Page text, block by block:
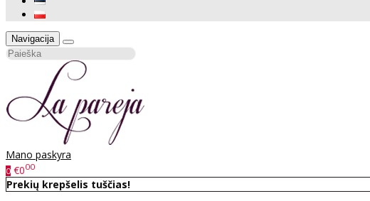
Navigacija
Mano paskyra
0 €000
Prekių krepšelis tuščias!